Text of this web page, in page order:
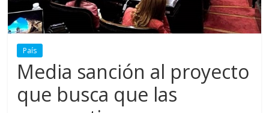
País
Media sanción al proyecto
que busca que las